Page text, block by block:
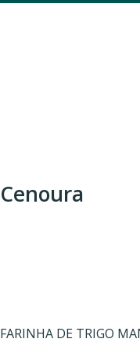
DE TRIGO